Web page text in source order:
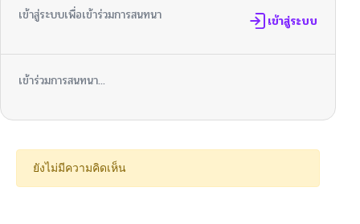
เข้าสู่ระบบเพื่อเข้าร่วมการสนทนา เข้าสู่ระบบ
เข้าร่วมการสนทนา...
ยังไม่มีความคิดเห็น